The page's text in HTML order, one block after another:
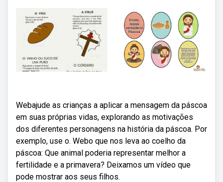
Webajude as crianças a aplicar a mensagem da páscoa
em suas próprias vidas, explorando as motivações
dos diferentes personagens na história da páscoa. Por
exemplo, use o. Webo que nos leva ao coelho da
páscoa: Que animal poderia representar melhor a
fertilidade e a primavera? Deixamos um vídeo que
pode mostrar aos seus filhos.